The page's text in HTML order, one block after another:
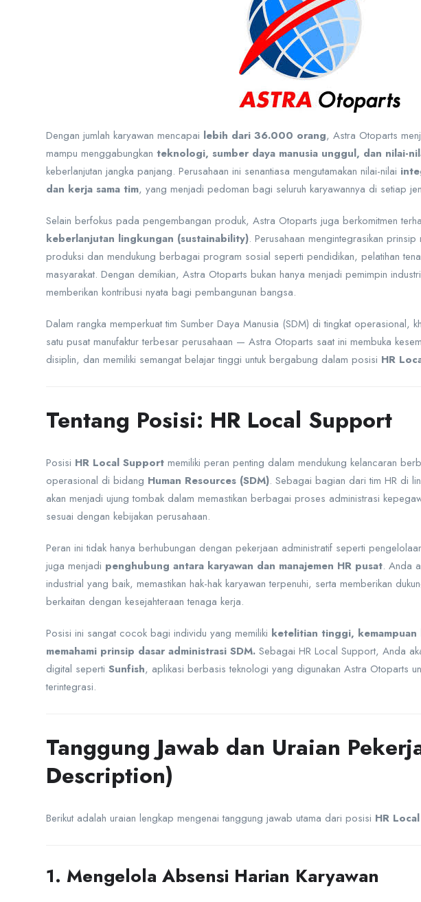
Dengan jumlah karyawan mencapai lebih dari 36.000 orang, Astra Otoparts
mampu menggabungkan teknologi, sumber daya manusia unggul, dan nilai-
keberlanjutan jangka panjang. Perusahaan ini senantiasa mengutamakan nilai-nilai
dan kerja sama tim, yang menjadi pedoman bagi seluruh karyawannya di setiap
Selain berfokus pada pengembangan produk, Astra Otoparts juga berkomitmen
keberlanjutan lingkungan (sustainability). Perusahaan mengintegrasikan
produksi dan mendukung berbagai program sosial seperti pendidikan, pelatihan
masyarakat. Dengan demikian, Astra Otoparts bukan hanya menjadi pemimpin
memberikan kontribusi nyata bagi pembangunan bangsa.
Dalam rangka memperkuat tim Sumber Daya Manusia (SDM) di tingkat operasional,
satu pusat manufaktur terbesar perusahaan — Astra Otoparts saat ini membuka
disiplin, dan memiliki semangat belajar tinggi untuk bergabung dalam posisi HR
Tentang Posisi: HR Local Support
Posisi HR Local Support memiliki peran penting dalam mendukung kelancaran
operasional di bidang Human Resources (SDM). Sebagai bagian dari tim HR di
akan menjadi ujung tombak dalam memastikan berbagai proses administrasi
sesuai dengan kebijakan perusahaan.
Peran ini tidak hanya berhubungan dengan pekerjaan administratif seperti
juga menjadi penghubung antara karyawan dan manajemen HR pusat. Anda
industrial yang baik, memastikan hak-hak karyawan terpenuhi, serta memberikan
berkaitan dengan kesejahteraan tenaga kerja.
Posisi ini sangat cocok bagi individu yang memiliki ketelitian tinggi,
memahami prinsip dasar administrasi SDM. Sebagai HR Local Support, Anda
digital seperti Sunfish, aplikasi berbasis teknologi yang digunakan Astra Otoparts
terintegrasi.
Tanggung Jawab dan Uraian
Description)
Berikut adalah uraian lengkap mengenai tanggung jawab utama dari posisi HR
1. Mengelola Absensi Harian Karyawan